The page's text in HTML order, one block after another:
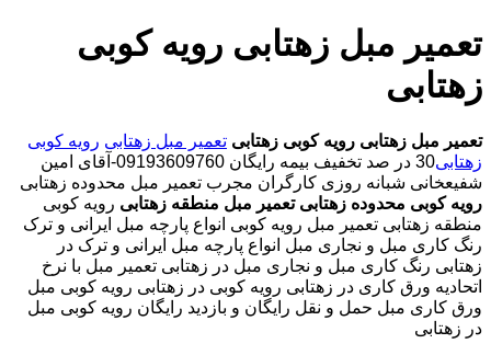
تعمیر مبل زهتابی رویه کوبی
زهتابی
تعمیر مبل زهتابی رویه کوبی زهتابی تعمیر مبل زهتابی رویه کوبی
زهتابی
30 در صد تخفیف بیمه رایگان 09193609760-آقای امین
شفیعخانی شبانه روزی کارگران مجرب تعمیر مبل محدوده زهتابی
رویه کوبی محدوده زهتابی تعمیر مبل منطقه زهتابی رویه کوبی
منطقه زهتابی تعمیر مبل رویه کوبی انواع پارچه مبل ایرانی و ترک
رنگ کاری مبل و نجاری مبل انواع پارچه مبل ایرانی و ترک در
زهتابی رنگ کاری مبل و نجاری مبل در زهتابی تعمیر مبل با نرخ
اتحادیه ورق کاری در زهتابی رویه کوبی در زهتابی رویه کوبی مبل
ورق کاری مبل حمل و نقل رایگان و بازدید رایگان رویه کوبی مبل
در زهتابی